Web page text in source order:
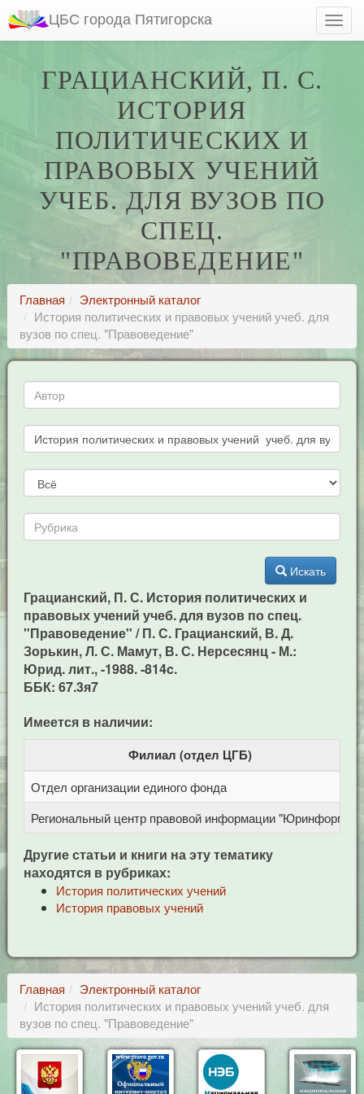
ЦБС города Пятигорска
ГРАЦИАНСКИЙ, П. С.
ИСТОРИЯ
ПОЛИТИЧЕСКИХ И
ПРАВОВЫХ УЧЕНИЙ
УЧЕБ. ДЛЯ ВУЗОВ ПО
СПЕЦ.
"ПРАВОВЕДЕНИЕ"
Главная
Электронный каталог
История политических и правовых учений учеб. для
вузов по спец. "Правоведение"
Искать
Грацианский, П. С. История политических и
правовых учений учеб. для вузов по спец.
"Правоведение" / П. С. Грацианский, В. Д.
Зорькин, Л. С. Мамут, В. С. Нерсесянц - М.:
Юрид. лит., -1988. -814c.
ББК: 67.3я7
Имеется в наличии:
Филиал (отдел ЦГБ)
Отдел организации единого фонда
Региональный центр правовой информации "Юринформ"
Другие статьи и книги на эту тематику
находятся в рубриках:
История политических учений
История правовых учений
Главная
Электронный каталог
История политических и правовых учений учеб. для
вузов по спец. "Правоведение"